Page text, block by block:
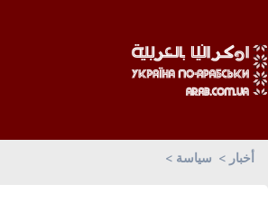
أخبار سياسة